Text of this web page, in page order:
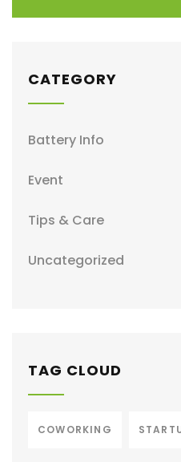
CATEGORY
Battery Info
Event
Tips & Care
Uncategorized
TAG CLOUD
COWORKING